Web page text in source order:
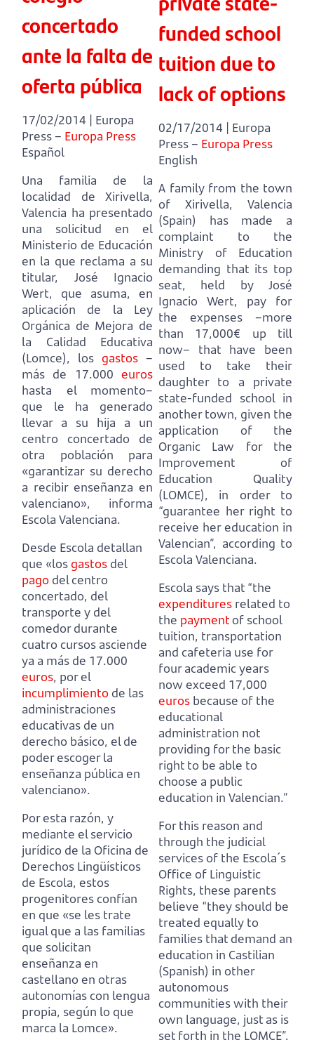
concertado
ante la falta de
oferta pública
17/02/2014 | Europa
Press – Europa Press
Español
Una familia de la
localidad de Xirivella,
Valencia ha presentado
una solicitud en el
Ministerio de Educación
en la que reclama a su
titular, José Ignacio
Wert, que asuma, en
aplicación de la Ley
Orgánica de Mejora de
la Calidad Educativa
(Lomce), los gastos –
más de 17.000 euros
hasta el momento–
que le ha generado
llevar a su hija a un
centro concertado de
otra población para
«garantizar su derecho
a recibir enseñanza en
valenciano», informa
Escola Valenciana.
Desde Escola detallan
que «los gastos del
pago del centro
concertado, del
transporte y del
comedor durante
cuatro cursos asciende
ya a más de 17.000
euros, por el
incumplimiento de las
administraciones
educativas de un
derecho básico, el de
poder escoger la
enseñanza pública en
valenciano».
Por esta razón, y
mediante el servicio
jurídico de la Oficina de
Derechos Lingüísticos
de Escola, estos
progenitores confían
en que «se les trate
igual que a las familias
que solicitan
enseñanza en
castellano en otras
autonomías con lengua
propia, según lo que
marca la Lomce».
funded school
tuition due to
lack of options
02/17/2014 | Europa
Press – Europa Press
English
A family from the town
of Xirivella, Valencia
(Spain) has made a
complaint to the
Ministry of Education
demanding that its top
seat, held by José
Ignacio Wert, pay for
the expenses –more
than 17,000€ up till
now–
that have been
used to take their
daughter to a private
state-funded school in
another town, given the
application of the
Organic Law for the
Improvement of
Education Quality
(LOMCE), in order to
“guarantee her right to
receive her education in
Valencian”, according to
Escola Valenciana.
Escola says that “the
expenditures related to
the paymentof school
tuition, transportation
and cafeteria use for
four academic years
now exceed 17,000
euros because of the
educational
administration not
providing for the basic
right to be able to
choose a public
education in Valencian.”
For this reason and
through the judicial
services of the Escola´s
Office of Linguistic
Rights, these parents
believe “they should be
treated equally to
families that demand an
education in Castilian
(Spanish) in other
autonomous
communities with their
own language, just as is
set forth in the LOMCE”.